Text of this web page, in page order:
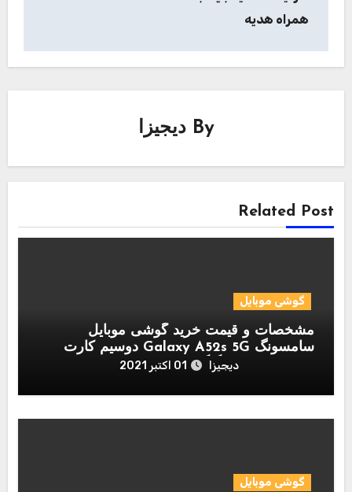
همراه هدیه
By دیجیزا
Related Post
گوشی موبایل
مشخصات و قیمت خرید گوشی موبایل
سامسونگ Galaxy A52s 5G دوسیم کارت
دیجیزا 01 اکتبر 2021
گوشی موبایل